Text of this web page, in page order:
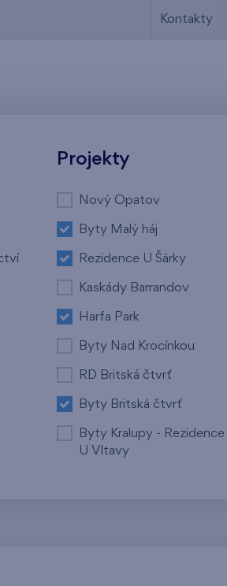
Kontakty
Projekty
Nový Opatov
Byty Malý háj
Rezidence U Šárky
Kaskády Barrandov
Harfa Park
Byty Nad Krocínkou
RD Britská čtvrť
Byty Britská čtvrť
Byty Kralupy - Rezidence
U Vltavy